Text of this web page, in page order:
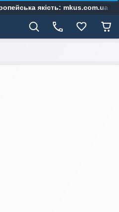
якість: mkus.com.ua